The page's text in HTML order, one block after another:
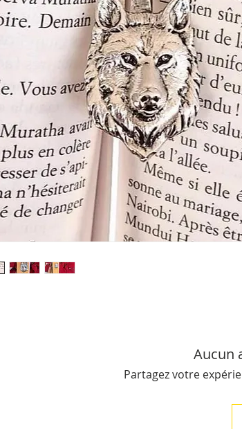
Aucun
Partagez votre